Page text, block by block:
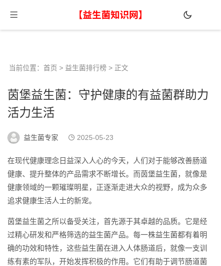
当前位置： 首页 > 益生菌排行榜 > 正文
茵堡益生菌：守护健康的有益菌群助力
活力生活
益生菌专家 2025-05-23
在现代健康理念日益深入人心的今天，人们对于能够改善肠道
健康、提升整体的产品需求不断增长。而茵堡益生菌，就像是
健康领域的一颗璀璨明星，正逐渐走进大众的视野，成为众多
追求健康生活人士的新宠。
茵堡益生菌之所以备受关注，首先源于其卓越的品质。它是经
过精心研发和严格筛选的益生菌产品。每一株益生菌都有着明
确的功效和特性，这些益生菌在进入人体肠道后，就像一支训
练有素的军队，开始发挥积极的作用。它们有助于调节肠道菌